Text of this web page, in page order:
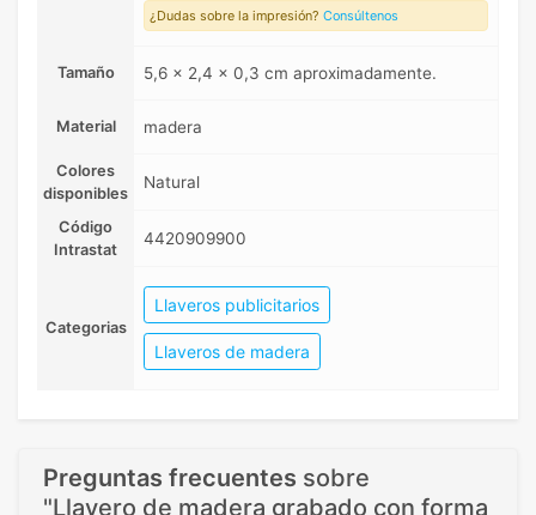
¿Dudas sobre la impresión? Consúltenos
Tamaño 5,6 x 2,4 x 0,3 cm aproximadamente.
Material madera
Colores
disponibles
Natural
Código
Intrastat
4420909900
Categorias
Llaveros publicitarios
Llaveros de madera
Preguntas frecuentes sobre
"Llavero de madera grabado con forma